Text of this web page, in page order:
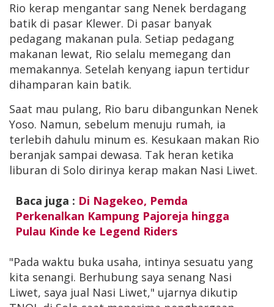
Rio kerap mengantar sang Nenek berdagang
batik di pasar Klewer. Di pasar banyak
pedagang makanan pula. Setiap pedagang
makanan lewat, Rio selalu memegang dan
memakannya. Setelah kenyang iapun tertidur
dihamparan kain batik.
Saat mau pulang, Rio baru dibangunkan Nenek
Yoso. Namun, sebelum menuju rumah, ia
terlebih dahulu minum es. Kesukaan makan Rio
beranjak sampai dewasa. Tak heran ketika
liburan di Solo dirinya kerap makan Nasi Liwet.
Baca juga : Di Nagekeo, Pemda
Perkenalkan Kampung Pajoreja hingga
Pulau Kinde ke Legend Riders
"Pada waktu buka usaha, intinya sesuatu yang
kita senangi. Berhubung saya senang Nasi
Liwet, saya jual Nasi Liwet," ujarnya dikutip